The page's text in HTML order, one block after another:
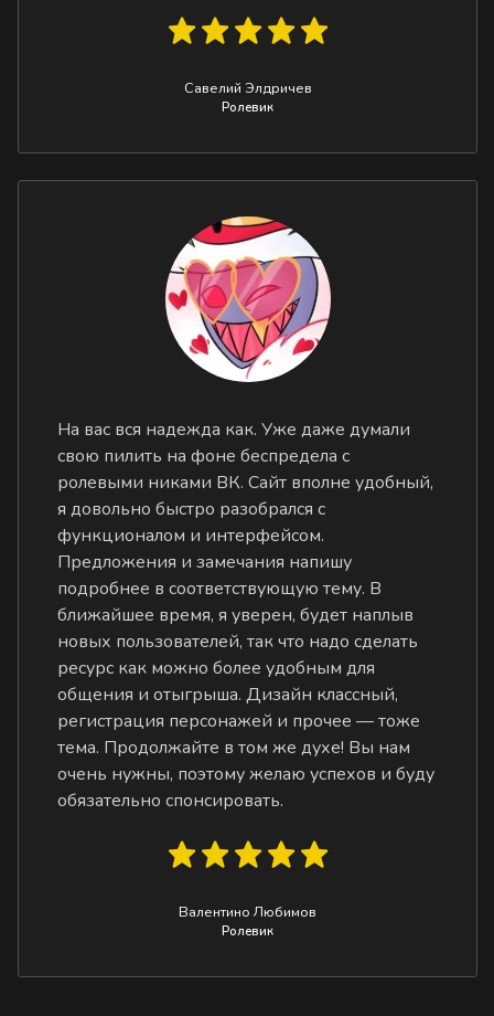
Савелий Элдричев
Ролевик
На вас вся надежда как. Уже даже думали
свою пилить на фоне беспредела с
ролевыми никами ВК. Сайт вполне удобный,
я довольно быстро разобрался с
функционалом и интерфейсом.
Предложения и замечания напишу
подробнее в соответствующую тему. В
ближайшее время, я уверен, будет наплыв
новых пользователей, так что надо сделать
ресурс как можно более удобным для
общения и отыгрыша. Дизайн классный,
регистрация персонажей и прочее — тоже
тема. Продолжайте в том же духе! Вы нам
очень нужны, поэтому желаю успехов и буду
обязательно спонсировать.
Валентино Любимов
Ролевик